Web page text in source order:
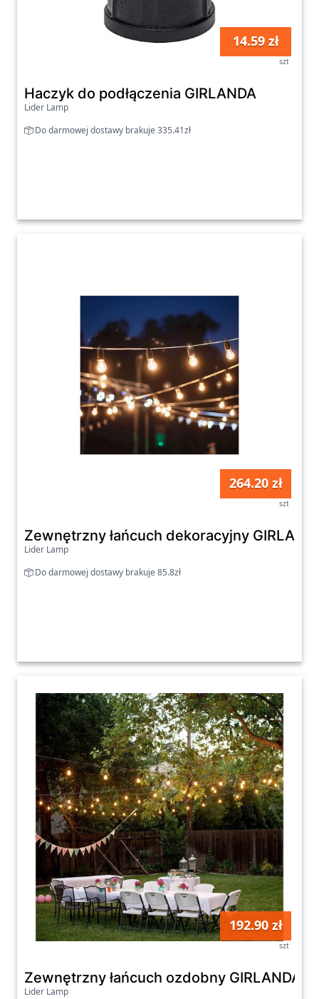
14.59 zł
szt
Haczyk do podłączenia GIRLANDA
Lider Lamp
Do darmowej dostawy brakuje 335.41zł
264.20 zł
szt
Zewnętrzny łańcuch dekoracyjny
Lider Lamp
Do darmowej dostawy brakuje 85.8zł
192.90 zł
szt
Zewnętrzny łańcuch ozdobny GIRLANDA
Lider Lamp